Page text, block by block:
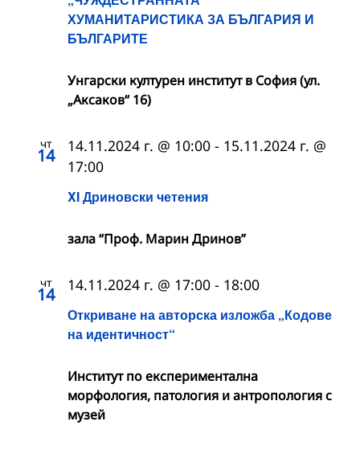
ХУМАНИТАРИСТИКА ЗА БЪЛГАРИЯ И
БЪЛГАРИТЕ
Унгарски културен институт в София (ул.
„Аксаков“ 16)
чт
14
XI Дриновски четения
14.11.2024 г. @ 10:00 - 15.11.2024 г. @
17:00
зала “Проф. Марин Дринов”
чт
14
Откриване на авторска изложба „Кодове
на идентичност“
14.11.2024 г. @ 17:00 - 18:00
Институт по експериментална
морфология, патология и антропология с
музей